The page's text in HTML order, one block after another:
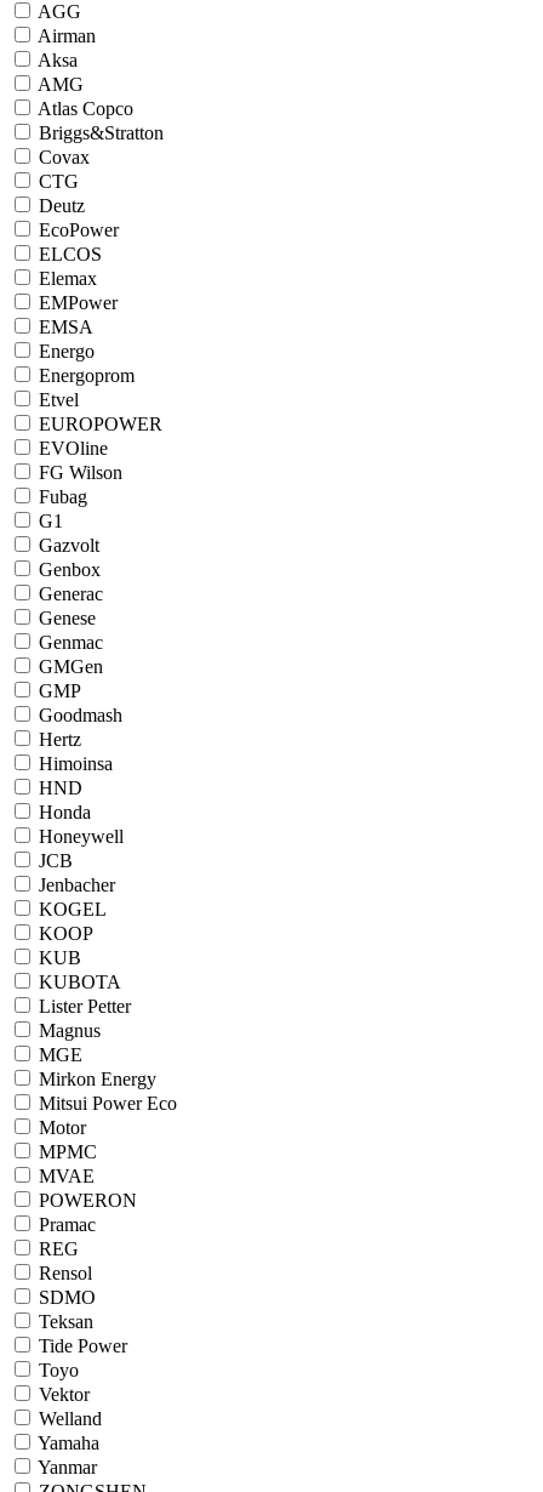
AGG
Airman
Aksa
AMG
Atlas Copco
Briggs&Stratton
Covax
CTG
Deutz
EcoPower
ELCOS
Elemax
EMPower
EMSA
Energo
Energoprom
Etvel
EUROPOWER
EVOline
FG Wilson
Fubag
G1
Gazvolt
Genbox
Generac
Genese
Genmac
GMGen
GMP
Goodmash
Hertz
Himoinsa
HND
Honda
Honeywell
JCB
Jenbacher
KOGEL
KOOP
KUB
KUBOTA
Lister Petter
Magnus
MGE
Mirkon Energy
Mitsui Power Eco
Motor
MPMC
MVAE
POWERON
Pramac
REG
Rensol
SDMO
Teksan
Tide Power
Toyo
Vektor
Welland
Yamaha
Yanmar